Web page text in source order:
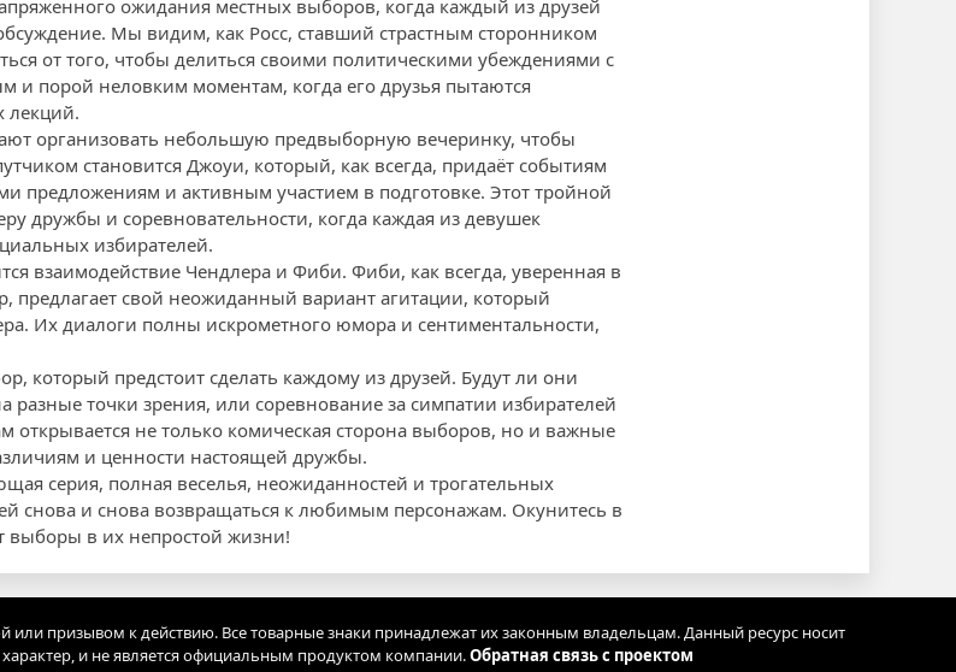
ожидания местных выборов, когда каждый из друзей
Мы видим, как Росс, ставший страстным сторонником
от того, чтобы делиться своими политическими убеждениями с
и порой неловким моментам, когда его друзья пытаются
лекций.
организовать небольшую предвыборную вечеринку, чтобы
становится Джоуи, который, как всегда, придаёт событиям
предложениям и активным участием в подготовке. Этот тройной
дружбы и соревновательности, когда каждая из девушек
избирателей.
взаимодействие Чендлера и Фиби. Фиби, как всегда, уверенная в
предлагает свой неожиданный вариант агитации, который
Их диалоги полны искрометного юмора и сентиментальности,
который предстоит сделать каждому из друзей. Будут ли они
разные точки зрения, или соревнование за симпатии избирателей
открывается не только комическая сторона выборов, но и важные
и ценности настоящей дружбы.
серия, полная веселья, неожиданностей и трогательных
снова и снова возвращаться к любимым персонажам. Окунитесь в
выборы в их непростой жизни!
призывом к действию. Все товарные знаки принадлежат их законным владельцам. Данный ресурс носит
и не является официальным продуктом компании.Обратная связь с проектом